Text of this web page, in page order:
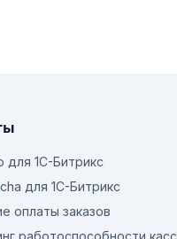
для 1С-Битрикс
для 1С-Битрикс
оплаты заказов
работоспособности касс